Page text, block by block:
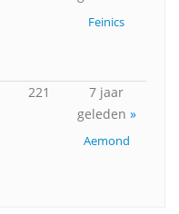
Feinics
221
7 jaar
geleden »
Aemond